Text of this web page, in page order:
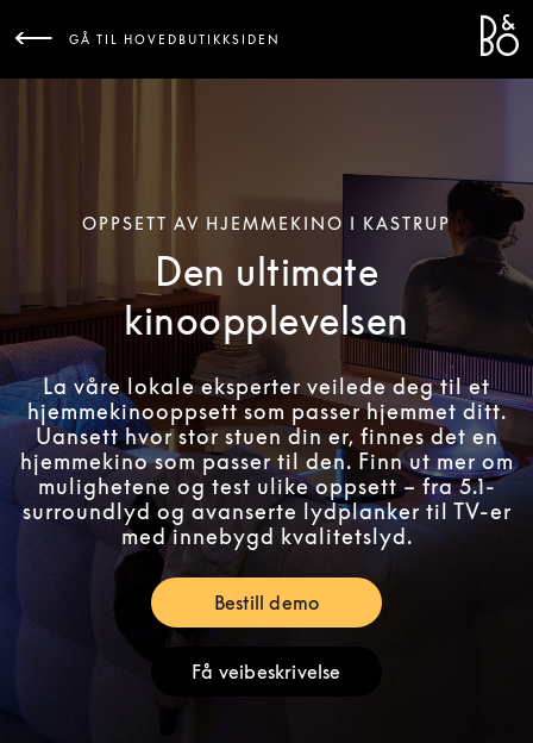
GÅ TIL HOVEDBUTIKKSIDEN
OPPSETT AV HJEMMEKINO I KASTRUP
Den ultimate
kinoopplevelsen
La våre lokale eksperter veilede deg til et
hjemmekinooppsett som passer hjemmet ditt.
Uansett hvor stor stuen din er, finnes det en
hjemmekino som passer til den. Finn ut mer om
mulighetene og test ulike oppsett – fra 5.1-
surroundlyd og avanserte lydplanker til TV-er
med innebygd kvalitetslyd.
Bestill demoLink Opens in New Tab
Få veibeskrivelseLink Opens in New Tab